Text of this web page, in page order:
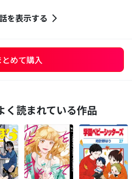
を表示する
とめて購入
く読まれている作品